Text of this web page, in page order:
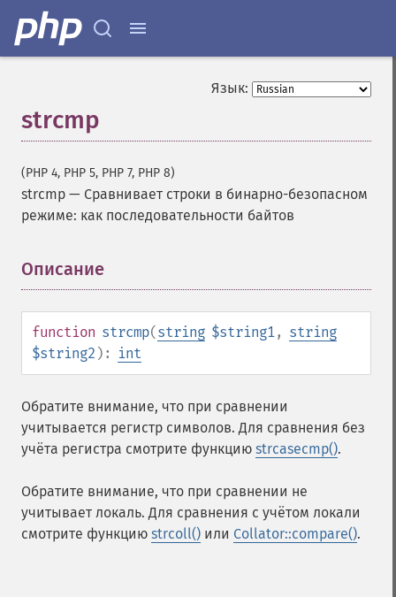
Язык:
strcmp
(PHP 4, PHP 5, PHP 7, PHP 8)
strcmp — Сравнивает строки в бинарно-безопасном
режиме: как последовательности байтов
Описание
function strcmp(string $string1, string
$string2 ): int
Обратите внимание, что при сравнении
учитывается регистр символов. Для сравнения без
учёта регистра смотрите функцию strcasecmp().
Обратите внимание, что при сравнении не
учитывает локаль. Для сравнения с учётом локали
смотрите функцию strcoll() или Collator::compare().